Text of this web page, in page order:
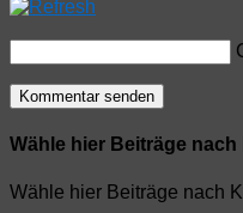
Wähle hier Beiträge nach
Wähle hier Beiträge nach